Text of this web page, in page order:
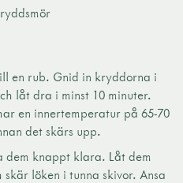
en rub. Gnid in kryddorna i
låt dra i minst 10 minuter.
en innertemperatur på 65-70
det skärs upp.
dem knappt klara. Låt dem
löken i tunna skivor. Ansa